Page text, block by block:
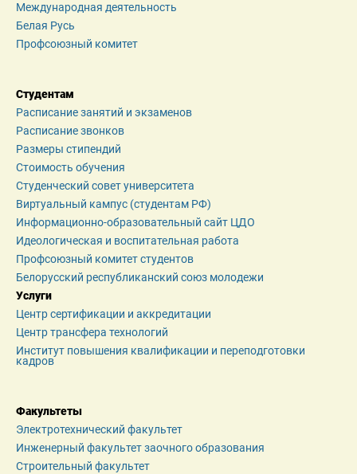
Международная деятельность
Белая Русь
Профсоюзный комитет
Студентам
Расписание занятий и экзаменов
Расписание звонков
Размеры стипендий
Стоимость обучения
Студенческий совет университета
Виртуальный кампус (студентам РФ)
Информационно-образовательный сайт ЦДО
Идеологическая и воспитательная работа
Профсоюзный комитет студентов
Белорусский республиканский союз молодежи
Услуги
Центр сертификации и аккредитации
Центр трансфера технологий
Институт повышения квалификации и переподготовки
кадров
Факультеты
Электротехнический факультет
Инженерный факультет заочного образования
Строительный факультет